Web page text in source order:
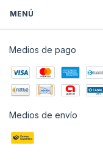
MENÚ
Medios de pago
Medios de envío